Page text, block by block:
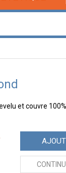
et couvre